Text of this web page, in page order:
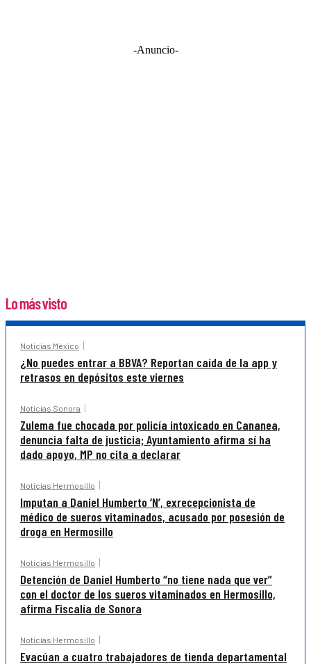
-Anuncio-
Lo más visto
Noticias México
¿No puedes entrar a BBVA? Reportan caída de la app y
retrasos en depósitos este viernes
Noticias Sonora
Zulema fue chocada por policía intoxicado en Cananea,
denuncia falta de justicia; Ayuntamiento afirma sí ha
dado apoyo, MP no cita a declarar
Noticias Hermosillo
Imputan a Daniel Humberto ‘N’, exrecepcionista de
médico de sueros vitaminados, acusado por posesión de
droga en Hermosillo
Noticias Hermosillo
Detención de Daniel Humberto “no tiene nada que ver”
con el doctor de los sueros vitaminados en Hermosillo,
afirma Fiscalía de Sonora
Noticias Hermosillo
Evacúan a cuatro trabajadores de tienda departamental